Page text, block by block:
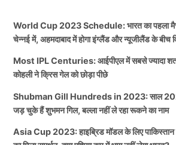
World Cup 2023 Schedule: भारत का पहला
चेन्नई में, अहमदाबाद में होगा इंग्लैंड और न्यूजीलैंड के बीच
Most IPL Centuries: आईपीएल में सबसे ज्यादा
कोहली ने क्रिस गेल को छोड़ा पीछे
Shubman Gill Hundreds in 2023: साल
जड़ चुके हैं शुभमन गिल, बल्ला नहीं ले रहा रूकने का नाम
Asia Cup 2023: हाइब्रिड मॉडल के लिए पाकिस्तान